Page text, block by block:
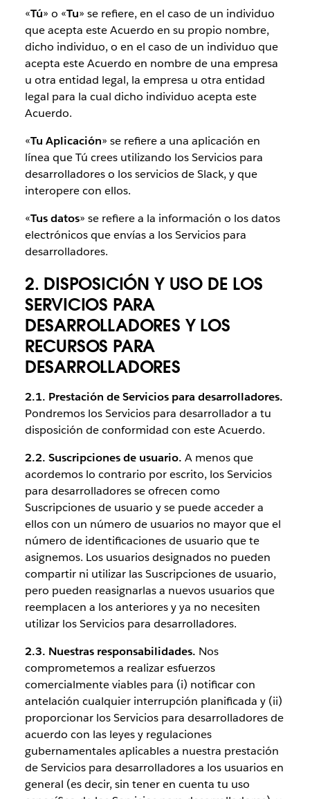
«Tú» o «Tu» se refiere, en el caso de un individuo
que acepta este Acuerdo en su propio nombre,
dicho individuo, o en el caso de un individuo que
acepta este Acuerdo en nombre de una empresa
u otra entidad legal, la empresa u otra entidad
legal para la cual dicho individuo acepta este
Acuerdo.
«Tu Aplicación» se refiere a una aplicación en
línea que Tú crees utilizando los Servicios para
desarrolladores o los servicios de Slack, y que
interopere con ellos.
«Tus datos» se refiere a la información o los datos
electrónicos que envías a los Servicios para
desarrolladores.
2. DISPOSICIÓN Y USO DE LOS
SERVICIOS PARA
DESARROLLADORES Y LOS
RECURSOS PARA
DESARROLLADORES
2.1. Prestación de Servicios para desarrolladores.
Pondremos los Servicios para desarrollador a tu
disposición de conformidad con este Acuerdo.
2.2. Suscripciones de usuario. A menos que
acordemos lo contrario por escrito, los Servicios
para desarrolladores se ofrecen como
Suscripciones de usuario y se puede acceder a
ellos con un número de usuarios no mayor que el
número de identificaciones de usuario que te
asignemos. Los usuarios designados no pueden
compartir ni utilizar las Suscripciones de usuario,
pero pueden reasignarlas a nuevos usuarios que
reemplacen a los anteriores y ya no necesiten
utilizar los Servicios para desarrolladores.
2.3. Nuestras responsabilidades. Nos
comprometemos a realizar esfuerzos
comercialmente viables para (i) notificar con
antelación cualquier interrupción planificada y (ii)
proporcionar los Servicios para desarrolladores de
acuerdo con las leyes y regulaciones
gubernamentales aplicables a nuestra prestación
de Servicios para desarrolladores a los usuarios en
general (es decir, sin tener en cuenta tu uso